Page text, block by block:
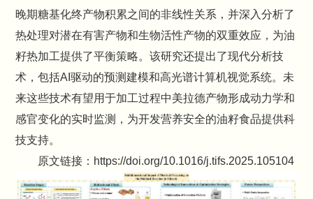
晚期糖基化终产物积累之间的非线性关系，并深入分析了
热处理对潜在有害产物和生物活性产物的双重效应，为油
籽热加工提供了平衡策略。该研究还提出了现代分析技
术，包括AI驱动的预测建模和高光谱计算机视觉系统。未
来这些技术有望用于加工过程中美拉德产物形成动力学和
感官变化的实时监测，为开发营养安全的油籽食品提供科
技支持。
原文链接：https://doi.org/10.1016/j.tifs.2025.105104